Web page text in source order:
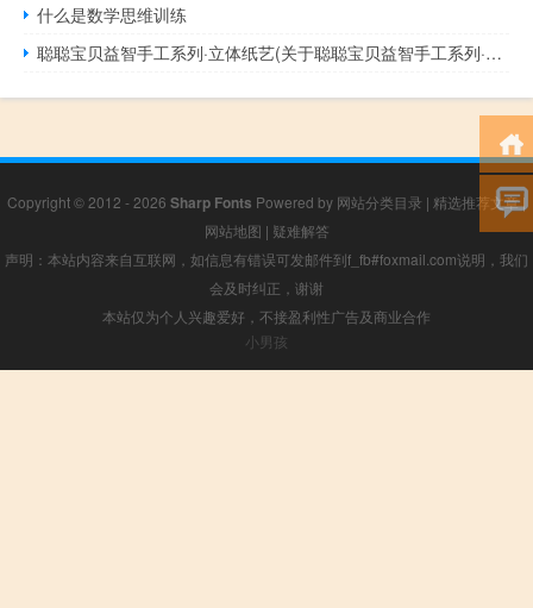
什么是数学思维训练
聪聪宝贝益智手工系列·立体纸艺(关于聪聪宝贝益智手工系列·立体纸艺简述)
Copyright © 2012 - 2026 Sharp Fonts Powered by 网站分类目录 | 精选推荐文章|
网站地图 | 疑难解答
声明：本站内容来自互联网，如信息有错误可发邮件到f_fb#foxmail.com说明，我们
会及时纠正，谢谢
本站仅为个人兴趣爱好，不接盈利性广告及商业合作
小男孩